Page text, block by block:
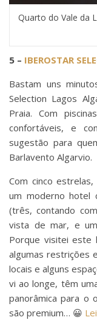
Quarto do Vale da
5 – IBEROSTAR
Bastam uns
Selection Lagos
Praia. Com
confortáveis, e
sugestão para
Barlavento Algarvio.
Com cinco
um moderno hotel
(três, contando
vista de mar, e
Porque visitei este
algumas restrições
locais e alguns
vi ao longe, têm
panorâmica para o
são premium… 😀